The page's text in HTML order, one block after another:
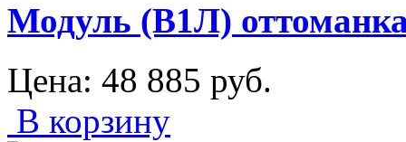
Модуль (В1Л)
Цена: 48 885 руб.
В корзину